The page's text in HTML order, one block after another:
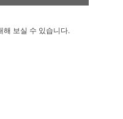
해 보실 수 있습니다.